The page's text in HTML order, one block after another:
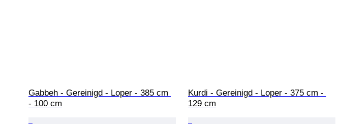
Gabbeh - Gereinigd - Loper - 385 cm
- 100 cm
Kurdi - Gereinigd - Loper - 375 cm -
129 cm